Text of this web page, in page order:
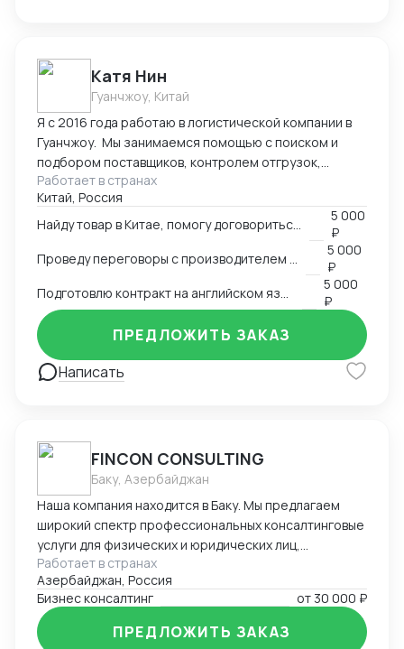
Катя Нин
Гуанчжоу, Китай
Я с 2016 года работаю в логистической компании в
Гуанчжоу. Мы занимаемся помощью с поиском и
подбором поставщиков, контролем отгрузок,
проверкой качества товара. В нашей компании
работает более 10 человек и мы всегда можем вам
помочь по любым вопросам связанным с заказом
Работает в странах
Китай, Россия
5 000
₽
5 000
₽
5 000
₽
Написать
ПРЕДЛОЖИТЬ ЗАКАЗ
FINCON CONSULTING
Баку, Азербайджан
Наша компания находится в Баку. Мы предлагаем
широкий спектр профессиональных консалтинговые
услуги для физических и юридических лиц,
предпринимателей и бизнесменов на территории
Азербайджана. Портфель наших заказчиков и
клиентов в основном из стран СНГ. В список
стандартных услуг входит: - регистрация компании
на территории Азербайджана, включая открытие
Работает в странах
Азербайджан, Россия
Бизнес консалтинг
от 30 000 ₽
ПРЕДЛОЖИТЬ ЗАКАЗ